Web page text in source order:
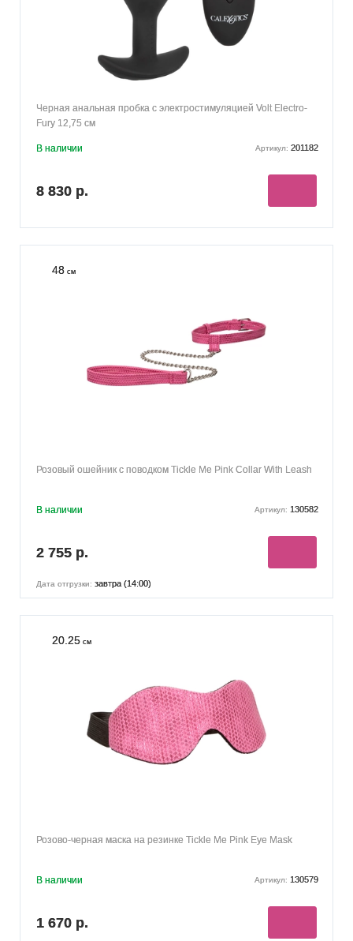
Черная анальная пробка с электростимуляцией Volt Electro-
Fury 12,75 см
В наличии Артикул: 201182
8 830 р.
48 см
Розовый ошейник с поводком Tickle Me Pink Collar With Leash
В наличии Артикул: 130582
2 755 р.
Дата отгрузки: завтра (14:00)
20.25 см
Розово-черная маска на резинке Tickle Me Pink Eye Mask
В наличии Артикул: 130579
1 670 р.